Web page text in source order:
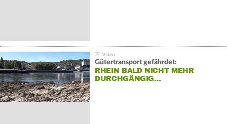
Gütertransport gefährdet:
RHEIN BALD NICHT MEHR
DURCHGÄNGIG…